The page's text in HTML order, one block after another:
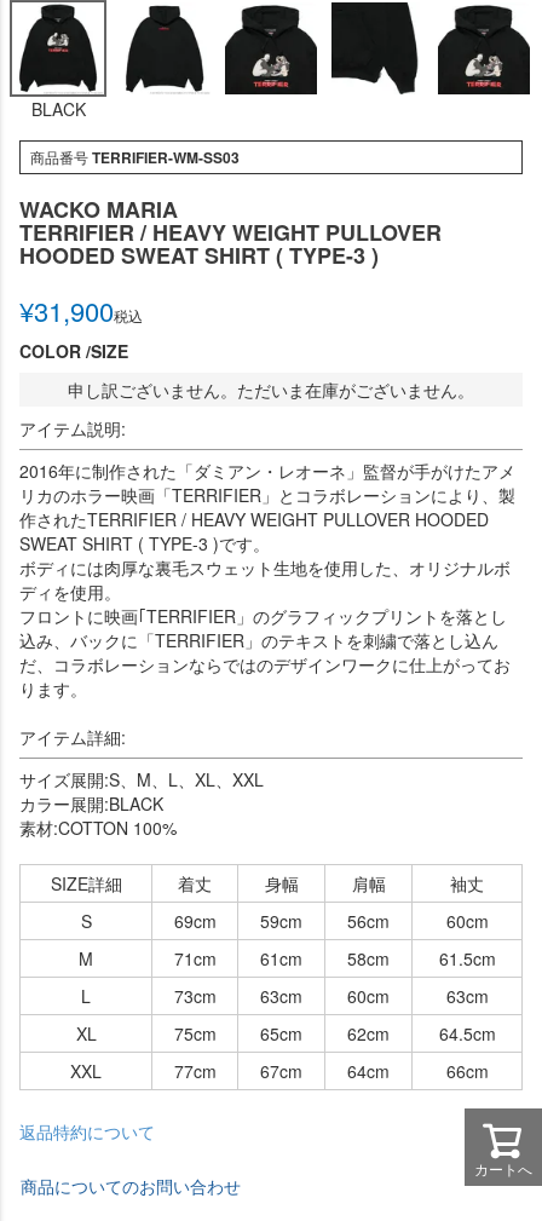
BLACK
商品番号TERRIFIER-WM-SS03
WACKO MARIA
TERRIFIER / HEAVY WEIGHT PULLOVER
HOODED SWEAT SHIRT ( TYPE-3 )
¥31,900税込
COLOR SIZE
申し訳ございません。ただいま在庫がございません。
アイテム説明:
2016年に制作された「ダミアン・レオーネ」監督が手がけたアメ
リカのホラー映画「TERRIFIER」とコラボレーションにより、製
作されたTERRIFIER / HEAVY WEIGHT PULLOVER HOODED
SWEAT SHIRT ( TYPE-3 )です。
ボディには肉厚な裏毛スウェット生地を使用した、オリジナルボ
ディを使用。
フロントに映画｢TERRIFIER」のグラフィックプリントを落とし
込み、バックに「TERRIFIER」のテキストを刺繍で落とし込ん
だ、コラボレーションならではのデザインワークに仕上がってお
ります。
アイテム詳細:
サイズ展開:S、M、L、XL、XXL
カラー展開:BLACK
素材:COTTON 100%
SIZE詳細 着丈 身幅 肩幅
袖丈
S
69cm 59cm 56cm
60cm
M
71cm 61cm 58cm
61.5cm
L
73cm 63cm 60cm
63cm
XL
75cm 65cm 62cm
64.5cm
XXL
77cm 67cm 64cm 66cm
返品特約について
商品についてのお問い合わせ
カートへ